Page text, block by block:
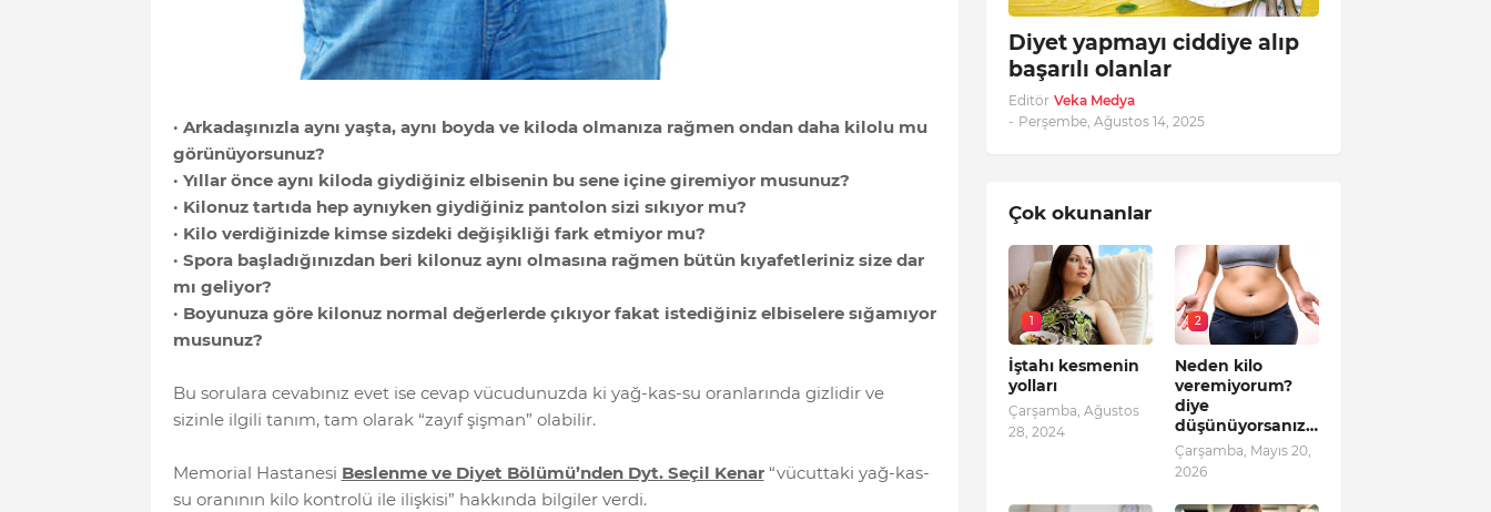
· Arkadaşınızla aynı yaşta, aynı boyda ve kiloda olmanıza rağmen ondan daha kilolu mu
görünüyorsunuz?
· Yıllar önce aynı kiloda giydiğiniz elbisenin bu sene içine giremiyor musunuz?
· Kilonuz tartıda hep aynıyken giydiğiniz pantolon sizi sıkıyor mu?
· Kilo verdiğinizde kimse sizdeki değişikliği fark etmiyor mu?
· Spora başladığınızdan beri kilonuz aynı olmasına rağmen bütün kıyafetleriniz size dar
mı geliyor?
· Boyunuza göre kilonuz normal değerlerde çıkıyor fakat istediğiniz elbiselere sığamıyor
musunuz?
Bu sorulara cevabınız evet ise cevap vücudunuzda ki yağ-kas-su oranlarında gizlidir ve
sizinle ilgili tanım, tam olarak “zayıf şişman” olabilir.
Memorial Hastanesi Beslenme ve Diyet Bölümü’nden Dyt. Seçil Kenar“vücuttaki yağ-kas-
su oranının kilo kontrolü ile ilişkisi” hakkında bilgiler verdi.
Diyet yapmayı ciddiye alıp
başarılı olanlar
Editör Veka Medya
- Perşembe, Ağustos 14, 2025
Çok okunanlar
1
İştahı kesmenin
yolları
Çarşamba, Ağustos
28, 2024
2
Neden kilo
veremiyorum?
diye
düşünüyorsanız…
Çarşamba, Mayıs 20,
2026